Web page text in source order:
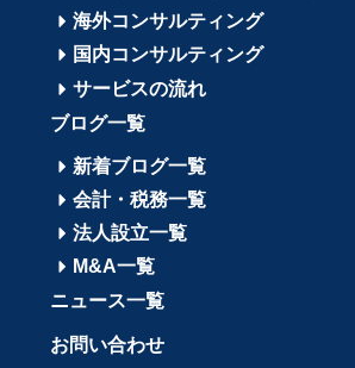
海外コンサルティング
国内コンサルティング
サービスの流れ
ブログ一覧
新着ブログ一覧
会計・税務一覧
法人設立一覧
M&A一覧
ニュース一覧
お問い合わせ